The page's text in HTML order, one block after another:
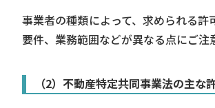
事業者の種類によって、求められる許
要件、業務範囲などが異なる点にご注
（2）不動産特定共同事業法の主な